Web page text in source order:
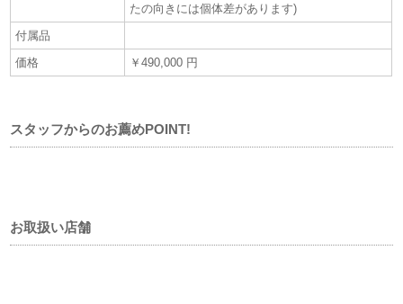
たの向きには個体差があります)
付属品
価格
￥490,000 円
スタッフからのお薦めPOINT!
お取扱い店舗